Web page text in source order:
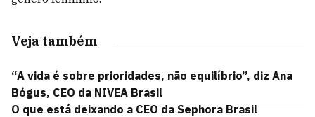
Veja também
“A vida é sobre prioridades, não equilíbrio”, diz Ana
Bógus, CEO da NIVEA Brasil
O que está deixando a CEO da Sephora Brasil